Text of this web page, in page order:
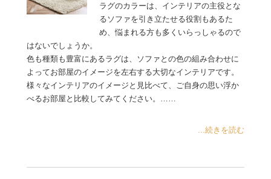
ラグのカラーは、インテリアの主役とな
るソファを引き立たせる役割もあるた
め、悩まれる方も多くいらっしゃるので
はないでしょうか。
色も種類も豊富にあるラグは、ソファとの色の組み合わせに
よってお部屋のイメージを左右する大切なインテリアです。
様々なインテリアのイメージと見比べて、ご自身の思い浮か
べるお部屋と比較してみてください。……
...続きを読む